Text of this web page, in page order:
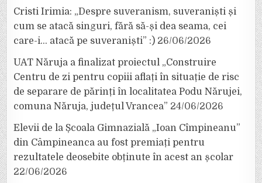
Cristi Irimia: „Despre suveranism, suveraniști și
cum se atacă singuri, fără să-și dea seama, cei
care-i… atacă pe suveraniști” :) 26/06/2026
UAT Năruja a finalizat proiectul „Construire
Centru de zi pentru copiii aflați în situație de risc
de separare de părinți în localitatea Podu Nărujei,
comuna Năruja, județul Vrancea” 24/06/2026
Elevii de la Școala Gimnazială „Ioan Cîmpineanu”
din Câmpineanca au fost premiați pentru
rezultatele deosebite obținute în acest an școlar
22/06/2026